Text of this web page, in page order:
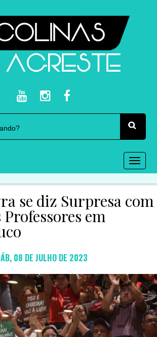
se diz Surpresa com
Professores em
08 DE JULHO DE 2023